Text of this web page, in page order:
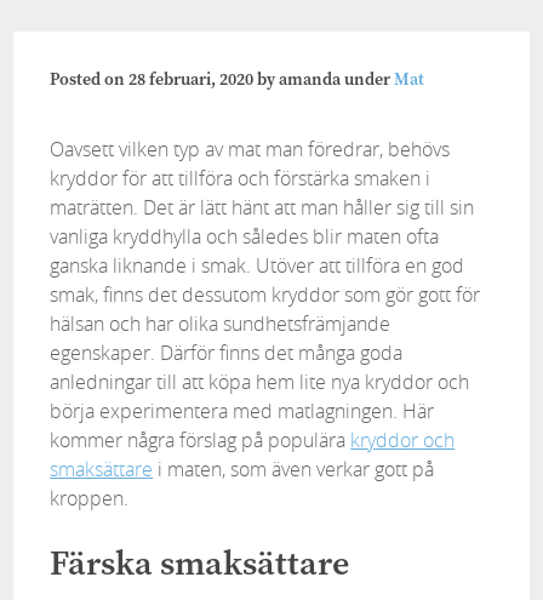
Posted on28 februari, 2020byamandaunderMat
Oavsett vilken typ av mat man föredrar, behövs
kryddor för att tillföra och förstärka smaken i
maträtten. Det är lätt hänt att man håller sig till sin
vanliga kryddhylla och således blir maten ofta
ganska liknande i smak. Utöver att tillföra en god
smak, finns det dessutom kryddor som gör gott för
hälsan och har olika sundhetsfrämjande
egenskaper. Därför finns det många goda
anledningar till att köpa hem lite nya kryddor och
börja experimentera med matlagningen. Här
kommer några förslag på populära kryddor och
smaksättare i maten, som även verkar gott på
kroppen.
Färska smaksättare